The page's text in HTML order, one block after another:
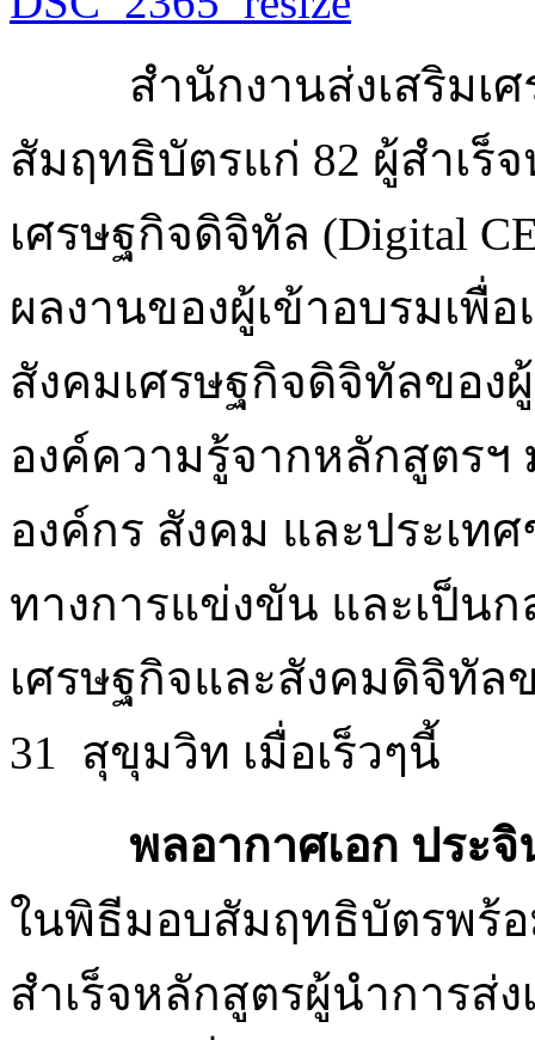
สำนักงานส่งเสริมเ
สัมฤทธิบัตรแก่ 82 ผู้สำเร็
เศรษฐกิจดิจิทัล (Digital
ผลงานของผู้เข้าอบรมเพื่
สังคมเศรษฐกิจดิจิทัลขอ
องค์ความรู้จากหลักสูตร
องค์กร สังคม และประเท
ทางการแข่งขัน และเป็น
เศรษฐกิจและสังคมดิจิทัล
31 สุขุมวิท เมื่อเร็วๆนี้
พลอากาศเอก ประจิ
ในพิธีมอบสัมฤทธิบัตรพร้
สำเร็จหลักสูตรผู้นำการส่